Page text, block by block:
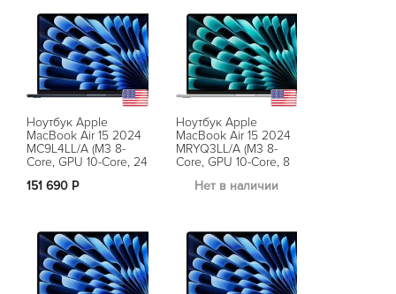
Ноутбук Apple
MacBook Air 15 2024
MC9L4LL/A (M3 8-
Core, GPU 10-Core, 24
полуночный черный
151 690 Р
Ноутбук Apple
MacBook Air 15 2024
MRYQ3LL/A (M3 8-
Core, GPU 10-Core, 8
серебристый
Нет в наличии